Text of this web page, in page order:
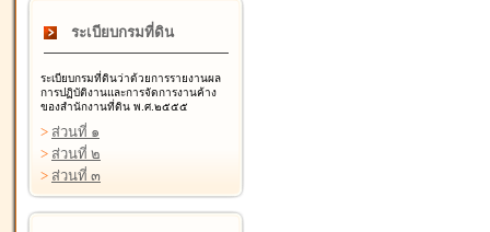
ระเบียบกรมที่ดิน
ระเบียบกรมที่ดินว่าด้วยการรายงานผล
การปฏิบัติงานและการจัดการงานค้าง
ของสำนักงานที่ดิน พ.ศ.๒๕๕๕
> ส่วนที่ ๑
> ส่วนที่ ๒
> ส่วนที่ ๓